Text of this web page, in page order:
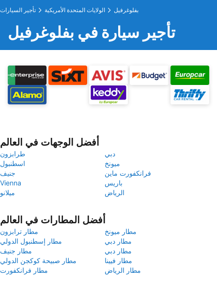
تأجير السيارات الولايات المتحدة الأمريكية بفلوغرفيل
تأجير سيارة في بفلوغرفيل
أفضل الوجهات في العالم
طرابزون
دبي
اسطنبول
ميونخ
جنيف
فرانكفورت ماين
Vienna
باريس
ميلانو
الرياض
أفضل المطارات في العالم
مطار ترابزون
مطار ميونخ
مطار إسطنبول الدولي
مطار دبي
مطار جنيف
مطار دبي
مطار صبيحة كوكجن الدولي
مطار فيينا
مطار فرانكفورت
مطار الرياض